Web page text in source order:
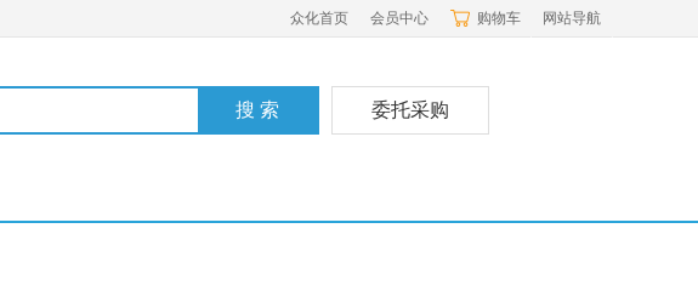
众化首页 会员中心 购物车 网站导航
委托采购